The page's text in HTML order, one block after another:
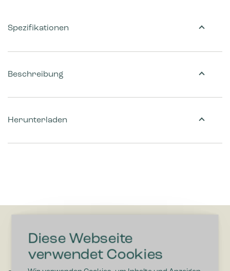
Diese Webseite
verwendet Cookies
Beschreibung
Herunterladen
Spezifikationen